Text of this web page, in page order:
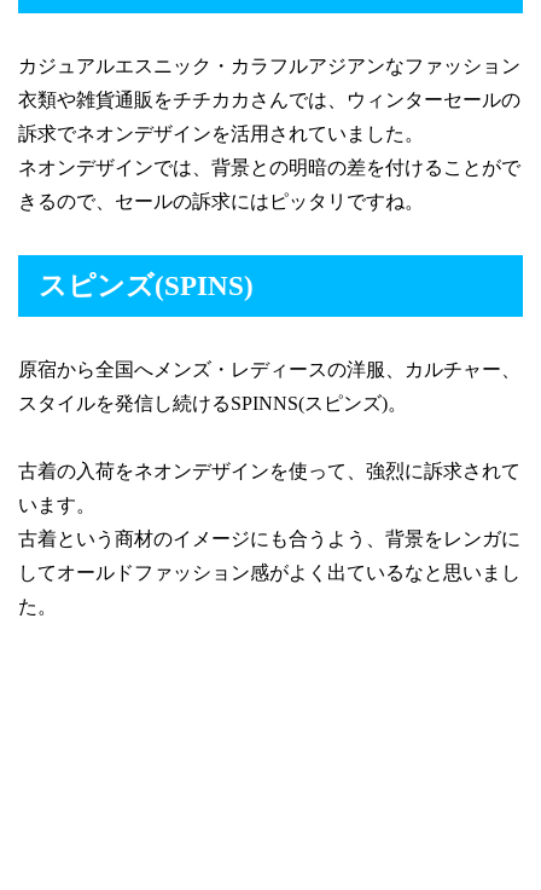
カジュアルエスニック・カラフルアジアンなファッション
衣類や雑貨通販をチチカカさんでは、ウィンターセールの
訴求でネオンデザインを活用されていました。
ネオンデザインでは、背景との明暗の差を付けることがで
きるので、セールの訴求にはピッタリですね。
スピンズ(SPINS)
原宿から全国へメンズ・レディースの洋服、カルチャー、
スタイルを発信し続けるSPINNS(スピンズ)。
古着の入荷をネオンデザインを使って、強烈に訴求されて
います。
古着という商材のイメージにも合うよう、背景をレンガに
してオールドファッション感がよく出ているなと思いまし
た。